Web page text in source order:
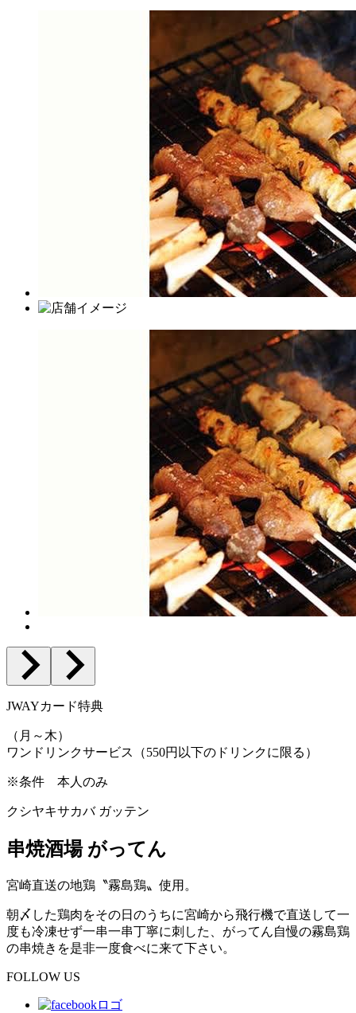
JWAYカード特典
（月～木）
ワンドリンクサービス（550円以下のドリンクに限る）
※条件 本人のみ
クシヤキサカバ ガッテン
串焼酒場 がってん
宮崎直送の地鶏〝霧島鶏〟使用。
朝〆した鶏肉をその日のうちに宮崎から飛行機で直送して一
度も冷凍せず一串一串丁寧に刺した、がってん自慢の霧島鶏
の串焼きを是非一度食べに来て下さい。
FOLLOW US